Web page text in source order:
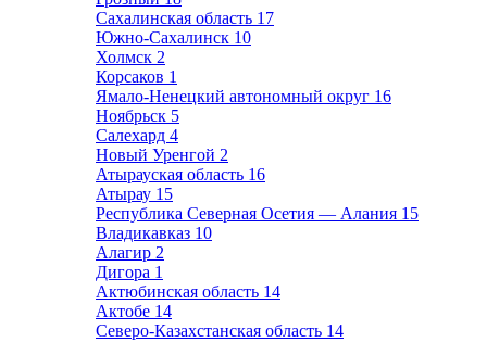
Сахалинская область 17
Южно-Сахалинск 10
Холмск 2
Корсаков 1
Ямало-Ненецкий автономный округ 16
Ноябрьск 5
Салехард 4
Новый Уренгой 2
Атырауская область 16
Атырау 15
Республика Северная Осетия — Алания 15
Владикавказ 10
Алагир 2
Дигора 1
Актюбинская область 14
Актобе 14
Северо-Казахстанская область 14